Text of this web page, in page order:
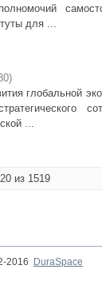
для ...
)
глобальной
...
из 1519
2016
DuraSpace